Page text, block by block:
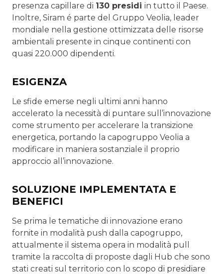
presenza capillare di 130 presidi in tutto il Paese.
Inoltre, Siram é parte del Gruppo Veolia, leader
mondiale nella gestione ottimizzata delle risorse
ambientali presente in cinque continenti con
quasi 220.000 dipendenti.
ESIGENZA
Le sfide emerse negli ultimi anni hanno
accelerato la necessità di puntare sull’innovazione
come strumento per accelerare la transizione
energetica, portando la capogruppo Veolia a
modificare in maniera sostanziale il proprio
approccio all’innovazione.
SOLUZIONE IMPLEMENTATA E
BENEFICI
Se prima le tematiche di innovazione erano
fornite in modalità push dalla capogruppo,
attualmente il sistema opera in modalità pull
tramite la raccolta di proposte dagli Hub che sono
stati creati sul territorio con lo scopo di presidiare